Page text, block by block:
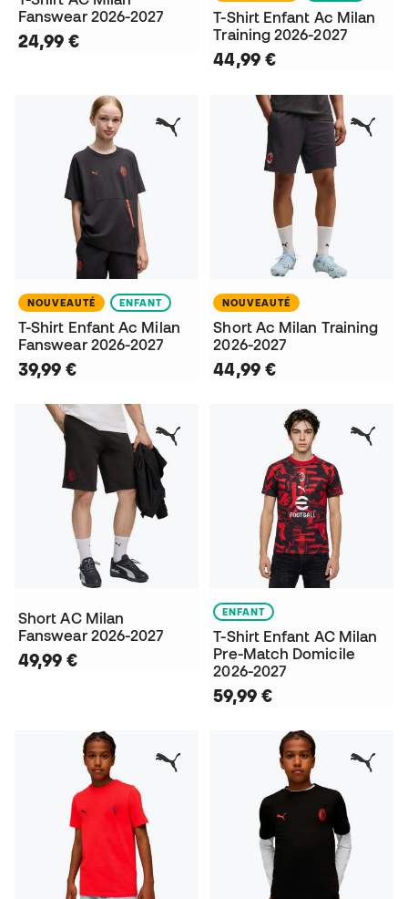
Fanswear 2026-2027
24,99 €
T-Shirt Enfant Ac Milan
Training 2026-2027
44,99 €
NOUVEAUTÉ ENFANT
T-Shirt Enfant Ac Milan
Fanswear 2026-2027
39,99 €
NOUVEAUTÉ
Short Ac Milan Training
2026-2027
44,99 €
Short AC Milan
Fanswear 2026-2027
49,99 €
ENFANT
T-Shirt Enfant AC Milan
Pre-Match Domicile
2026-2027
59,99 €